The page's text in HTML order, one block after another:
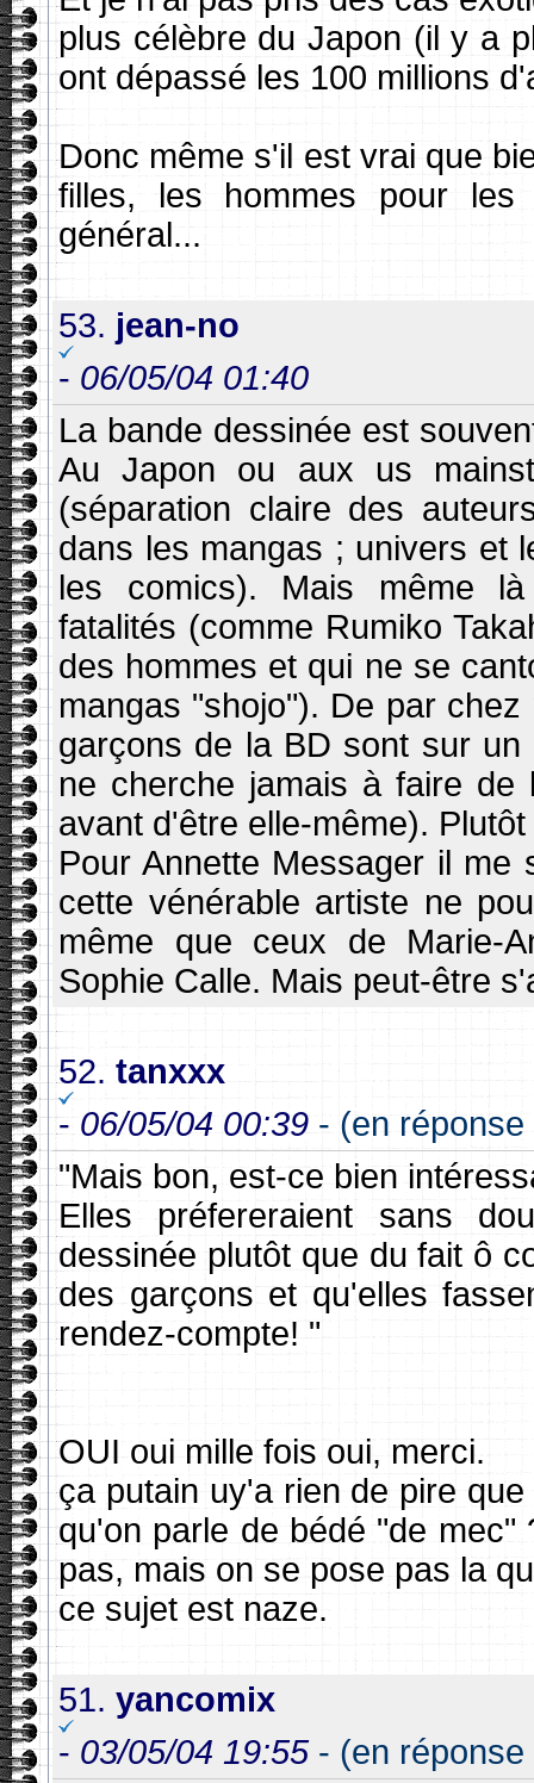
plus célèbre du Japon (il y a
ont dépassé les 100 millions
Donc même s'il est vrai que
filles, les hommes pour
général...
53. jean-no
- 06/05/04 01:40
La bande dessinée est
Au Japon ou aux us
(séparation claire des
dans les mangas ; univers et
les comics). Mais même
fatalités (comme Rumiko
des hommes et qui ne se
mangas "shojo"). De par
garçons de la BD sont sur
ne cherche jamais à faire
avant d'être elle-même).
Pour Annette Messager il me
cette vénérable artiste ne
même que ceux de Marie-
Sophie Calle. Mais peut-être
52. tanxxx
- 06/05/04 00:39 - (en
"Mais bon, est-ce bien
Elles préfereraient sans
dessinée plutôt que du fait ô
des garçons et qu'elles
rendez-compte! "
OUI oui mille fois oui, merci.
ça putain uy'a rien de pire
qu'on parle de bédé "de
pas, mais on se pose pas la
ce sujet est naze.
51. yancomix
- 03/05/04 19:55 - (en